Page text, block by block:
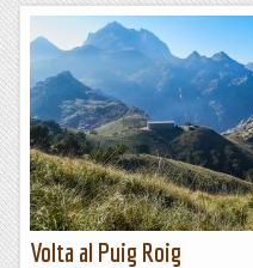
Volta al Puig Roig